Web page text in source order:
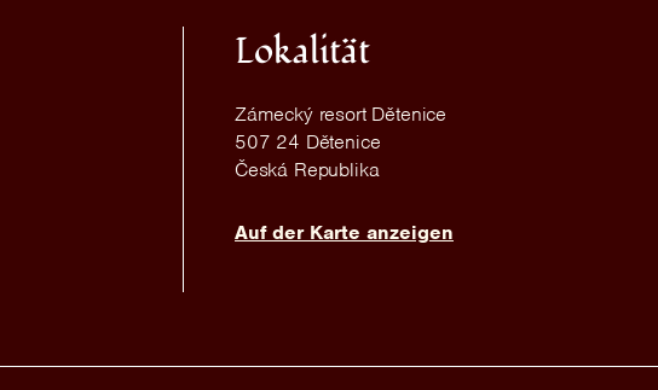
Lokalität
Zámecký resort Dětenice
507 24 Dětenice
Česká Republika
Auf der Karte anzeigen